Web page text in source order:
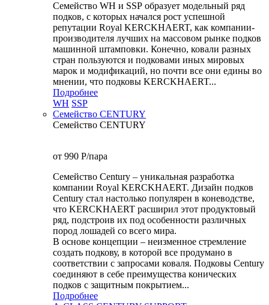
Семейство WH и SSP образует модельный ряд
подков, с которых начался рост успешной
репутации Royal KERCKHAERT, как компании-
производителя лучших на массовом рынке подков
машинной штамповки. Конечно, ковали разных
стран пользуются и подковами иных мировых
марок и модификаций, но почти все они едины во
мнении, что подковы KERCKHAERT...
Подробнее
WH SSP
Семейство CENTURY
Семейство CENTURY
от 990 P/пара
Семейство Century – уникальная разработка
компании Royal KERCKHAERT. Дизайн подков
Century стал настолько популярен в коневодстве,
что KERCKHAERT расширил этот продуктовый
ряд, подстроив их под особенности различных
пород лошадей со всего мира.
В основе концепции – неизменное стремление
создать подкову, в которой все продумано в
соответствии с запросами коваля. Подковы Century
cоединяют в себе преимущества конических
подков с защитным покрытием...
Подробнее